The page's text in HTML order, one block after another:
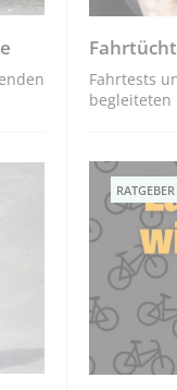
Fahrtests
begleiteten
RATGEBER